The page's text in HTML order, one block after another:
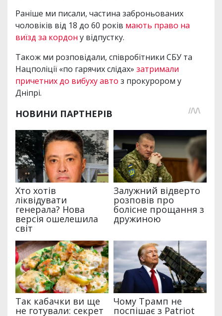
Раніше ми писали, частина заброньованих
чоловіків від 18 до 60 років мають право на
виїзд за кордон у відпустку.
Також ми розповідали, співробітники СБУ та
Нацполіції «по гарячих слідах» затримали
причетних до вибуху авто з прокурором у
Дніпрі.